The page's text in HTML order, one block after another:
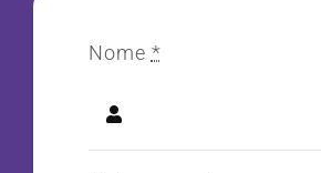
Nome *